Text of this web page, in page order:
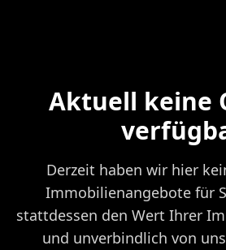
Aktuell keine
Derzeit haben wir hier
Immobilienangebote für
stattdessen den Wert Ihrer
und unverbindlich von